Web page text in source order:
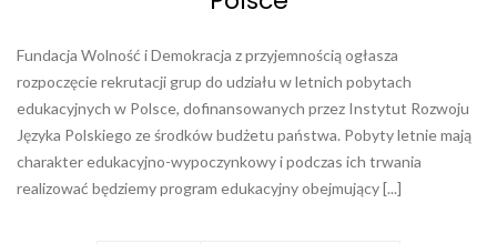
Fundacja Wolność i Demokracja z przyjemnością ogłasza
rozpoczęcie rekrutacji grup do udziału w letnich pobytach
edukacyjnych w Polsce, dofinansowanych przez Instytut Rozwoju
Języka Polskiego ze środków budżetu państwa. Pobyty letnie mają
charakter edukacyjno-wypoczynkowy i podczas ich trwania
realizować będziemy program edukacyjny obejmujący [...]